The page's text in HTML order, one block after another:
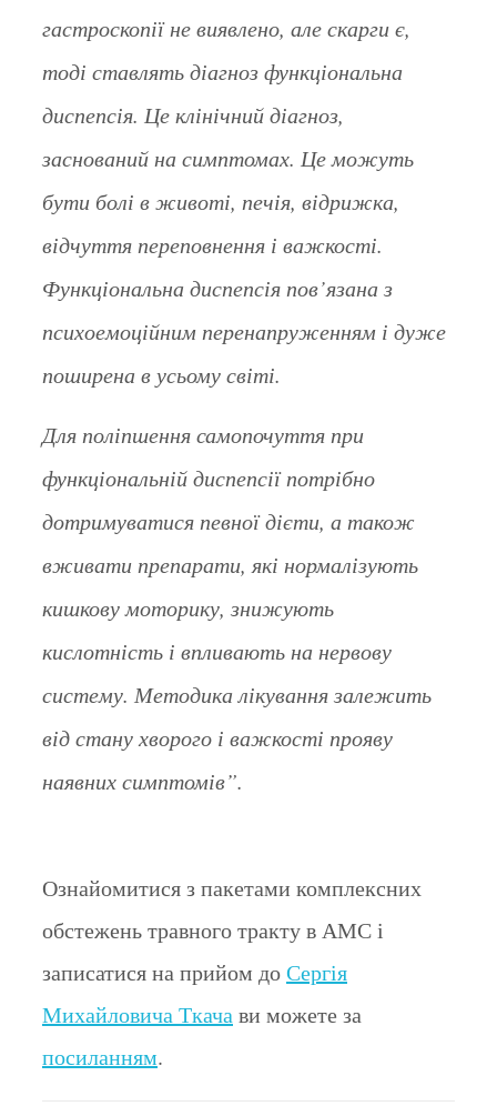
гастроскопії не виявлено, але скарги є,
тоді ставлять діагноз функціональна
диспепсія. Це клінічний діагноз,
заснований на симптомах. Це можуть
бути болі в животі, печія, відрижка,
відчуття переповнення і важкості.
Функціональна диспепсія пов’язана з
психоемоційним перенапруженням і дуже
поширена в усьому світі.
Для поліпшення самопочуття при
функціональній диспепсії потрібно
дотримуватися певної дієти, а також
вживати препарати, які нормалізують
кишкову моторику, знижують
кислотність і впливають на нервову
систему. Методика лікування залежить
від стану хворого і важкості прояву
наявних симптомів”.
Ознайомитися з пакетами комплексних
обстежень травного тракту в АМС і
записатися на прийом доСергія
Михайловича Ткачави можете за
посиланням.